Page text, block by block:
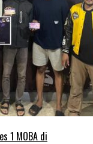
1 MOBA di